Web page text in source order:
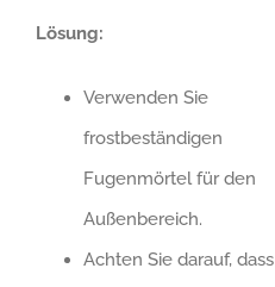
Lösung:
Verwenden Sie
frostbeständigen
Fugenmörtel für den
Außenbereich.
Achten Sie darauf, dass